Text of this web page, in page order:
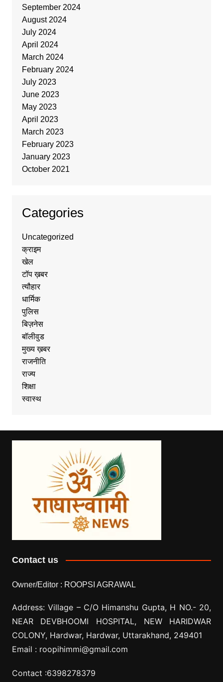
September 2024
August 2024
July 2024
April 2024
March 2024
February 2024
July 2023
June 2023
May 2023
April 2023
March 2023
February 2023
January 2023
October 2021
Categories
Uncategorized
क्राइम
खेल
टॉप ख़बर
त्यौहार
धार्मिक
पुलिस
बिज़नेस
बॉलीवुड
मुख्य ख़बर
राजनीति
राज्य
शिक्षा
स्वास्थ
Contact us
Owner/Editor : ROOPSI AGRAWAL
Address: Village – C/O Himanshu Gupta, H NO.- 20,
NEAR DEVBHOOMI HOSPITAL, NEW HARIDWAR
COLONY, Hardwar, Hardwar, Uttarakhand, 249401
Email : roopihimmi@gmail.com
Contact :6398278379